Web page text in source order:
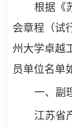
根据《
会章程（试
州大学卓越
员单位名单
一、副
江苏省